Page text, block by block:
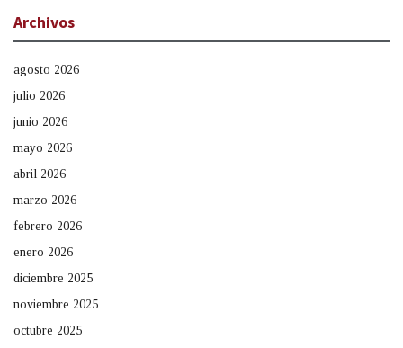
Archivos
agosto 2026
julio 2026
junio 2026
mayo 2026
abril 2026
marzo 2026
febrero 2026
enero 2026
diciembre 2025
noviembre 2025
octubre 2025